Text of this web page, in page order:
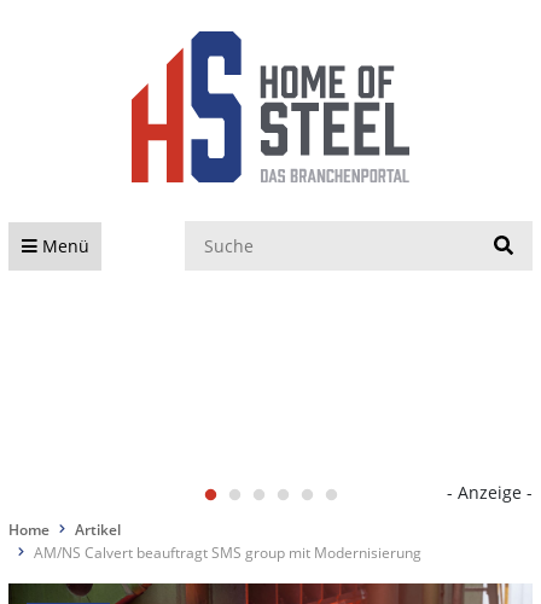
Menü
- Anzeige -
Home
Artikel
AM/NS Calvert beauftragt SMS group mit Modernisierung